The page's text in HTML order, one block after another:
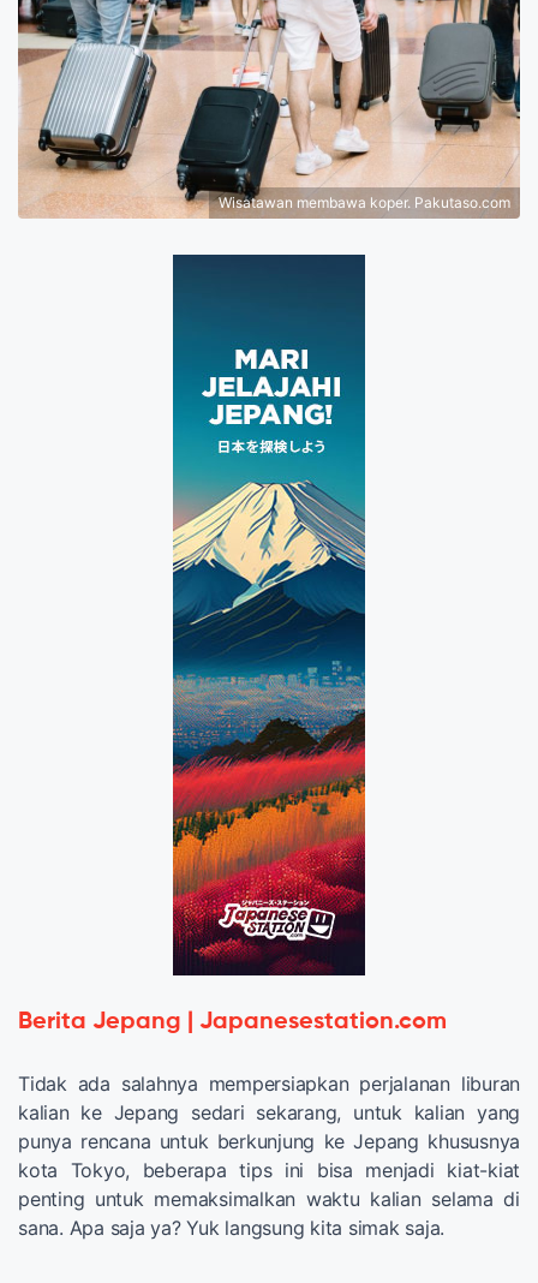
Wisatawan membawa koper. Pakutaso.com
Berita Jepang | Japanesestation.com
Tidak ada salahnya mempersiapkan perjalanan liburan
kalian ke Jepang sedari sekarang, untuk kalian yang
punya rencana untuk berkunjung ke Jepang khususnya
kota Tokyo, beberapa tips ini bisa menjadi kiat-kiat
penting untuk memaksimalkan waktu kalian selama di
sana. Apa saja ya? Yuk langsung kita simak saja.